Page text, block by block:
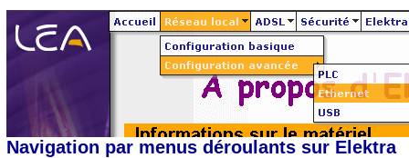
Navigation par menus déroulants sur Elektra